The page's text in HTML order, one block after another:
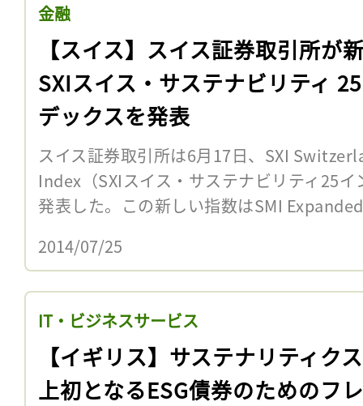
金融
【スイス】スイス証券取引所が
SXIスイス・サステナビリティ
デックスを発表
スイス証券取引所は6月17日、SXI
Index（SXIスイス・サステナビリティ25
発表した。この新しい指数はSMI
2014/07/25
IT・ビジネスサービス
【イギリス】サステナリティク
上初となるESG債券のためのフ